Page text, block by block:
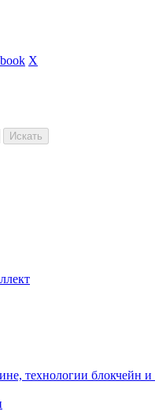
X
технологии блокчейн